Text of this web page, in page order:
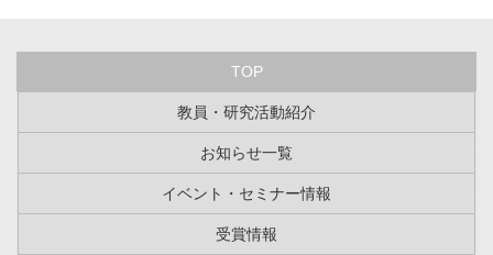
TOP
教員・研究活動紹介
お知らせ一覧
イベント・セミナー情報
受賞情報